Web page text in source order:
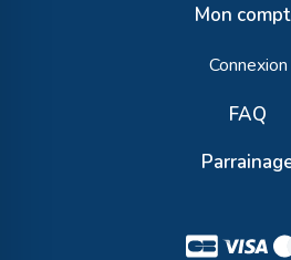
Mon
Connexion
FAQ